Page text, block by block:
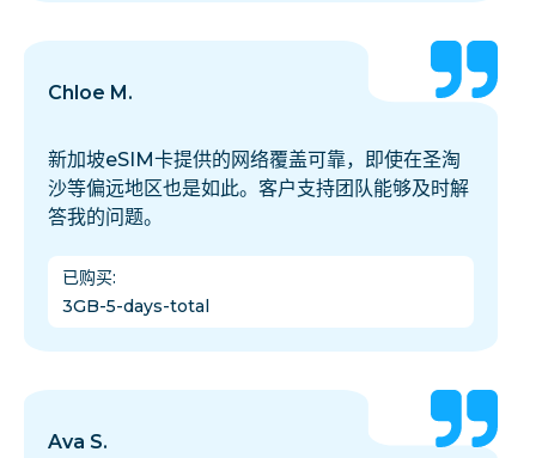
Chloe M.
新加坡eSIM卡提供的网络覆盖可靠，即使在圣淘
沙等偏远地区也是如此。客户支持团队能够及时解
答我的问题。
已购买:
3GB-5-days-total
Ava S.